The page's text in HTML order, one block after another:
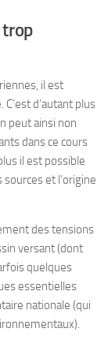
trop
il est
d’autant plus
peut ainsi non
dans ce cours
il est possible
et l’origine
des tensions
versant (dont
quelques
essentielles
nationale (qui